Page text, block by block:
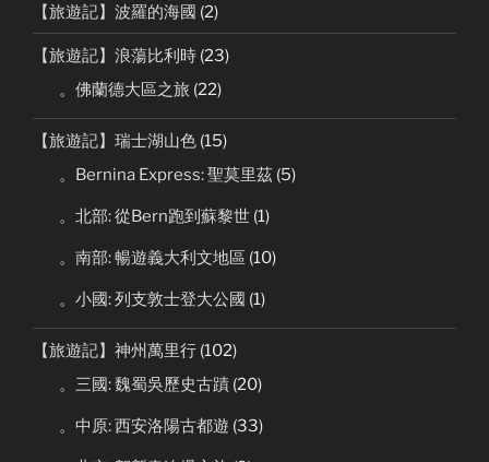
【旅遊記】波羅的海國 (2)
【旅遊記】浪蕩比利時 (23)
。佛蘭德大區之旅 (22)
【旅遊記】瑞士湖山色 (15)
。Bernina Express: 聖莫里茲 (5)
。北部: 從Bern跑到蘇黎世 (1)
。南部: 暢遊義大利文地區 (10)
。小國: 列支敦士登大公國 (1)
【旅遊記】神州萬里行 (102)
。三國: 魏蜀吳歷史古蹟 (20)
。中原: 西安洛陽古都遊 (33)